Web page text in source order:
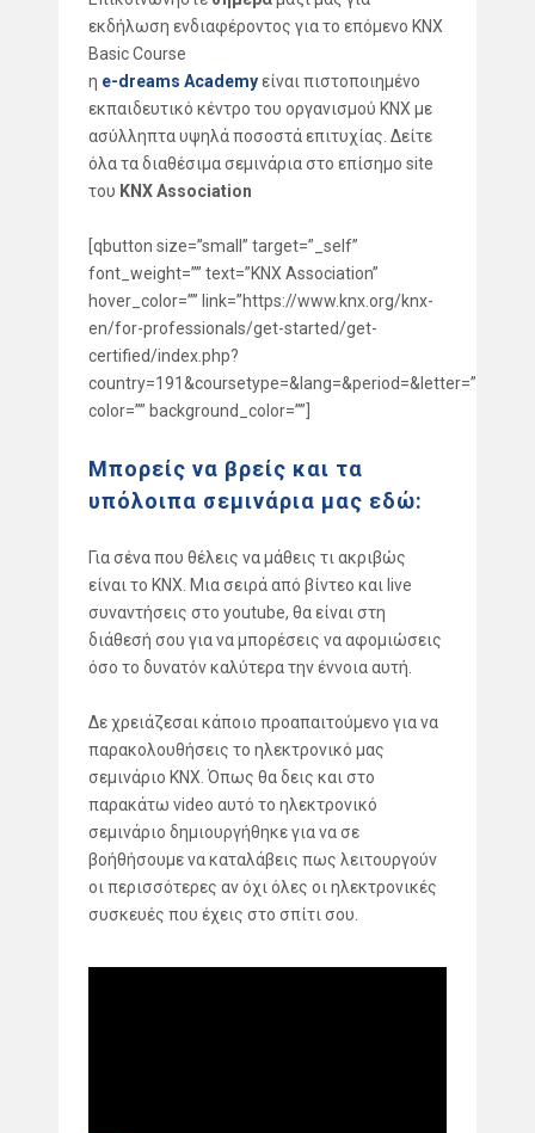
εκδήλωση ενδιαφέροντος για το επόμενο KNX
Basic Course
η e-dreams Academyείναι πιστοποιημένο
εκπαιδευτικό κέντρο του οργανισμού KNX με
ασύλληπτα υψηλά ποσοστά επιτυχίας. Δείτε
όλα τα διαθέσιμα σεμινάρια στο επίσημο site
του KNX Association
[qbutton size=”small” target=”_self”
font_weight=”” text=”KNX Association”
hover_color=”” link=”https://www.knx.org/knx-
en/for-professionals/get-started/get-
certified/index.php?
country=191&coursetype=&lang=&period=&letter=”
color=”” background_color=””]
Μπορείς να βρείς και τα
υπόλοιπα σεμινάρια μας εδώ:
Για σένα που θέλεις να μάθεις τι ακριβώς
είναι το KNX. Μια σειρά από βίντεο και live
συναντήσεις στο youtube, θα είναι στη
διάθεσή σου για να μπορέσεις να αφομιώσεις
όσο το δυνατόν καλύτερα την έννοια αυτή.
Δε χρειάζεσαι κάποιο προαπαιτούμενο για να
παρακολουθήσεις το ηλεκτρονικό μας
σεμινάριο KNX. Όπως θα δεις και στο
παρακάτω video αυτό το ηλεκτρονικό
σεμινάριο δημιουργήθηκε για να σε
βοήθήσουμε να καταλάβεις πως λειτουργούν
οι περισσότερες αν όχι όλες οι ηλεκτρονικές
συσκευές που έχεις στο σπίτι σου.